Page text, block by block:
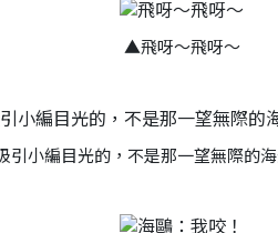
▲飛呀～飛呀～
引小編目光的，不是那一望無際的